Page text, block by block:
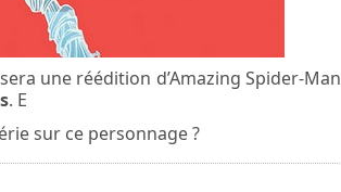
une réédition d’Amazing Spider-Man
. E
sur ce personnage ?